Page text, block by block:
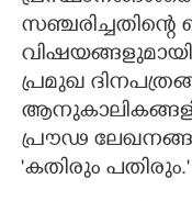
വിഷയങ്ങളുമായി
പ്രമുഖ
പ്രൗഢ
'കതിരും പതിരും."